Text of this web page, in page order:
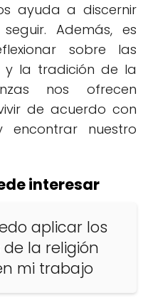
ayuda a discernir
Además, es
sobre las
y la tradición de la
nos ofrecen
de acuerdo con
encontrar nuestro
interesar
aplicar los
la religión
mi trabajo